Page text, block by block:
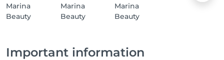
Important information